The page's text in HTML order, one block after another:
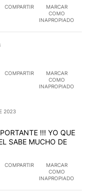
COMPARTIR
MARCAR
COMO
INAPROPIADO
COMPARTIR
MARCAR
COMO
INAPROPIADO
2023
!!! YO QUE
SABE MUCHO DE
COMPARTIR
MARCAR
COMO
INAPROPIADO